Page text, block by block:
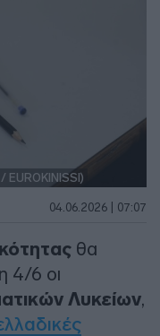
04.06.2026 | 07:07
θα
4/6 οι
Λυκείων,